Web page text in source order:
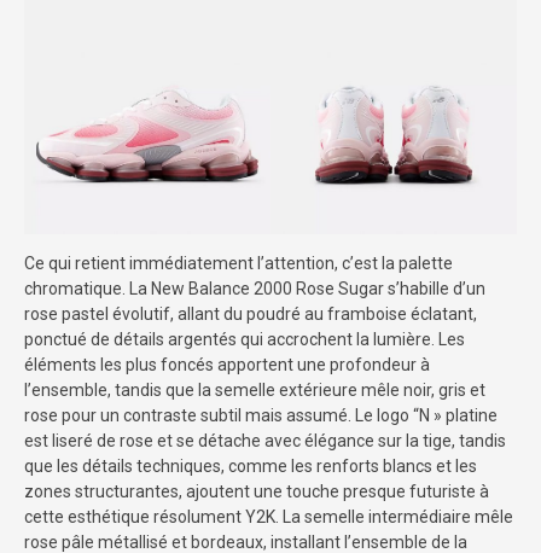
Ce qui retient immédiatement l’attention, c’est la palette
chromatique. La New Balance 2000 Rose Sugar s’habille d’un
rose pastel évolutif, allant du poudré au framboise éclatant,
ponctué de détails argentés qui accrochent la lumière. Les
éléments les plus foncés apportent une profondeur à
l’ensemble, tandis que la semelle extérieure mêle noir, gris et
rose pour un contraste subtil mais assumé. Le logo “N » platine
est liseré de rose et se détache avec élégance sur la tige, tandis
que les détails techniques, comme les renforts blancs et les
zones structurantes, ajoutent une touche presque futuriste à
cette esthétique résolument Y2K. La semelle intermédiaire mêle
rose pâle métallisé et bordeaux, installant l’ensemble de la